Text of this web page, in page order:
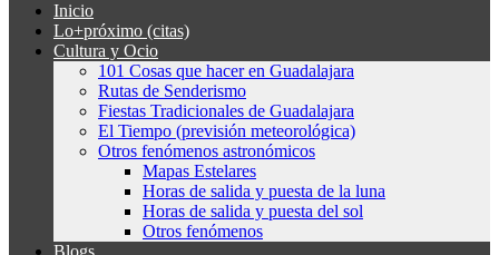
Inicio
Lo+próximo (citas)
Cultura y Ocio
101 Cosas que hacer en Guadalajara
Rutas de Senderismo
Fiestas Tradicionales de Guadalajara
El Tiempo (previsión meteorológica)
Otros fenómenos astronómicos
Mapas Estelares
Horas de salida y puesta de la luna
Horas de salida y puesta del sol
Otros fenómenos
Blogs